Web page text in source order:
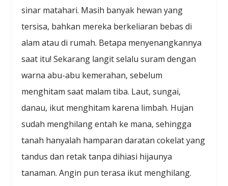
sinar matahari. Masih banyak hewan yang
tersisa, bahkan mereka berkeliaran bebas di
alam atau di rumah. Betapa menyenangkannya
saat itu! Sekarang langit selalu suram dengan
warna abu-abu kemerahan, sebelum
menghitam saat malam tiba. Laut, sungai,
danau, ikut menghitam karena limbah. Hujan
sudah menghilang entah ke mana, sehingga
tanah hanyalah hamparan daratan cokelat yang
tandus dan retak tanpa dihiasi hijaunya
tanaman. Angin pun terasa ikut menghilang.